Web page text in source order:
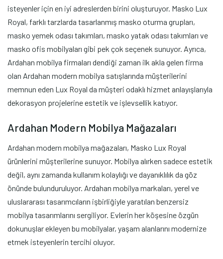
isteyenler için en iyi adreslerden birini oluşturuyor. Masko Lux
Royal, farklı tarzlarda tasarlanmış masko oturma grupları,
masko yemek odası takımları, masko yatak odası takımları ve
masko ofis mobilyaları gibi pek çok seçenek sunuyor. Ayrıca,
Ardahan mobilya firmaları dendiği zaman ilk akla gelen firma
olan Ardahan modern mobilya satışlarında müşterilerini
memnun eden Lux Royal da müşteri odaklı hizmet anlayışlarıyla
dekorasyon projelerine estetik ve işlevsellik katıyor.
Ardahan Modern Mobilya Mağazaları
Ardahan modern mobilya mağazaları, Masko Lux Royal
ürünlerini müşterilerine sunuyor. Mobilya alırken sadece estetik
değil, aynı zamanda kullanım kolaylığı ve dayanıklılık da göz
önünde bulunduruluyor. Ardahan mobilya markaları, yerel ve
uluslararası tasarımcıların işbirliğiyle yaratılan benzersiz
mobilya tasarımlarını sergiliyor. Evlerin her köşesine özgün
dokunuşlar ekleyen bu mobilyalar, yaşam alanlarını modernize
etmek isteyenlerin tercihi oluyor.